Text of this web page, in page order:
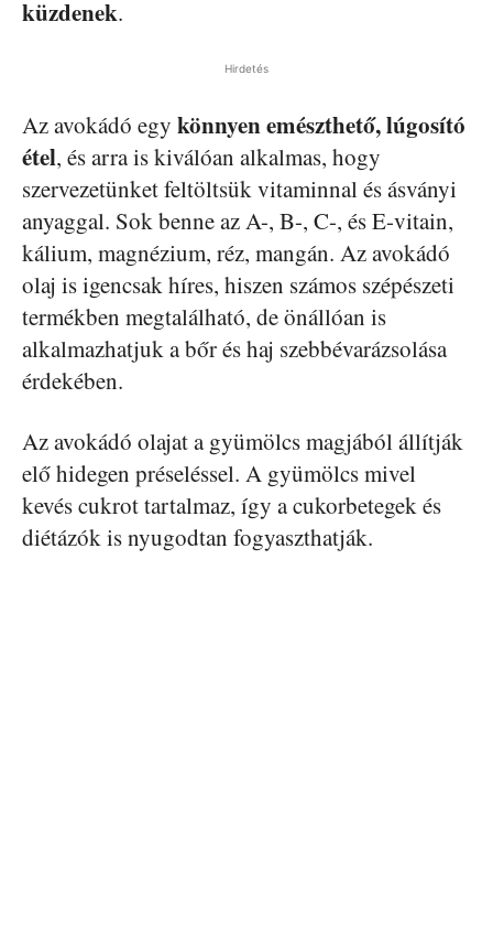
küzdenek.
Hirdetés
Az avokádó egy könnyen emészthető, lúgosító
étel, és arra is kiválóan alkalmas, hogy
szervezetünket feltöltsük vitaminnal és ásványi
anyaggal. Sok benne az A-, B-, C-, és E-vitain,
kálium, magnézium, réz, mangán. Az avokádó
olaj is igencsak híres, hiszen számos szépészeti
termékben megtalálható, de önállóan is
alkalmazhatjuk a bőr és haj szebbévarázsolása
érdekében.
Az avokádó olajat a gyümölcs magjából állítják
elő hidegen préseléssel. A gyümölcs mivel
kevés cukrot tartalmaz, így a cukorbetegek és
diétázók is nyugodtan fogyaszthatják.